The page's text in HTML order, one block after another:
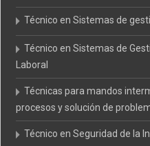
Técnico en Sistemas de
Técnico en Sistemas de
Laboral
Técnicas para mandos
procesos y solución de
Técnico en Seguridad de la